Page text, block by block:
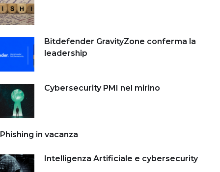
Bitdefender GravityZone conferma la
leadership
Cybersecurity PMI nel mirino
Phishing in vacanza
Intelligenza Artificiale e cybersecurity